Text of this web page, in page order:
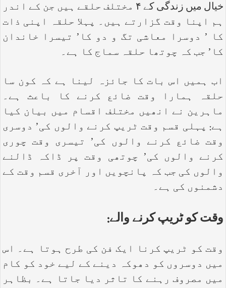
خیال میں زندگی کے ۴ مختلف حلقے ہیں جن کے اندر
ہم اپنا وقت گزارتے ہیں۔ پہلا حلقہ اپنی ذات
کا ’ دوسرا معاشی تگ و دو کا’ تیسرا خاندان
کا’ جب کہ چوتھا حلقہ سماج کا ہے۔
اب ہمیں اس بات کا جائزہ لینا ہے کہ کون سا
حلقہ ہمارا وقت ضائع کرنے کا باعث ہے۔
ماہرین نے انھیں مختلف اقسام میں بیان کیا
ہے: پہلی قسم وقت ٹریپ کرنے والوں کی’ دوسری
وقت ضائع کرنے والوں کی’ تیسری وقت چوری
کرنے والوں کی’ چوتھی وقت پر ڈاکہ ڈالنے
والوں کی جب کہ پانچویں اور آخری قسم وقت کے
دشمنوں کی ہے۔
وقت کو ٹریپ کرنے والے:
وقت کو ٹریپ کرنا ایک فن کی طرح ہوتا ہے۔ اس
میں دوسروں کو دھوکہ دینے کے لیے خود کو کام
میں مصروف رہنے کا تاثر دیا جاتا ہے۔ بظاہر